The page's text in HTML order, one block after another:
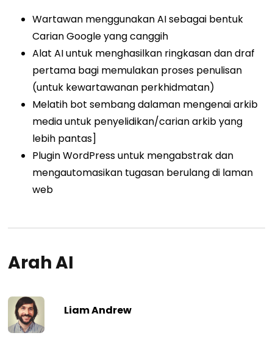
Wartawan menggunakan AI sebagai bentuk
Carian Google yang canggih
Alat AI untuk menghasilkan ringkasan dan draf
pertama bagi memulakan proses penulisan
(untuk kewartawanan perkhidmatan)
Melatih bot sembang dalaman mengenai arkib
media untuk penyelidikan/carian arkib yang
lebih pantas]
Plugin WordPress untuk mengabstrak dan
mengautomasikan tugasan berulang di laman
web
Arah AI
Liam Andrew